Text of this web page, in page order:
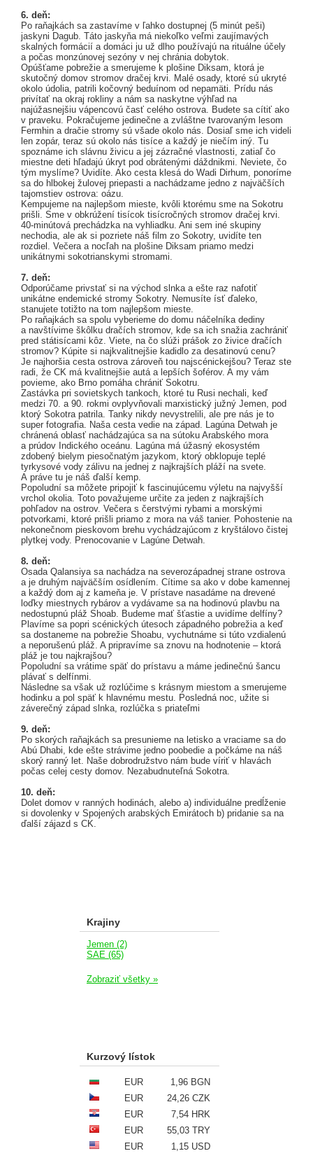
6. deň:
Po raňajkách sa zastavíme v ľahko dostupnej (5 minút peši)
jaskyni Dagub. Táto jaskyňa má niekoľko veľmi zaujímavých
skalných formácií a domáci ju už dlho používajú na rituálne účely
a počas monzúnovej sezóny v nej chránia dobytok.
Opúšťame pobrežie a smerujeme k plošine Diksam, ktorá je
skutočný domov stromov dračej krvi. Malé osady, ktoré sú ukryté
okolo údolia, patrili kočovný beduínom od nepamäti. Prídu nás
privítať na okraj rokliny a nám sa naskytne výhľad na
najúžasnejšiu vápencovú časť celého ostrova. Budete sa cítiť ako
v praveku. Pokračujeme jedinečne a zvláštne tvarovaným lesom
Fermhin a dračie stromy sú všade okolo nás. Dosiaľ sme ich videli
len zopár, teraz sú okolo nás tisíce a každý je niečím iný. Tu
spoznáme ich slávnu živicu a jej zázračné vlastnosti, zatiaľ čo
miestne deti hľadajú úkryt pod obrátenými dáždnikmi. Neviete, čo
tým myslíme? Uvidíte. Ako cesta klesá do Wadi Dirhum, ponoríme
sa do hlbokej žulovej priepasti a nachádzame jedno z najväčších
tajomstiev ostrova: oázu.
Kempujeme na najlepšom mieste, kvôli ktorému sme na Sokotru
prišli. Sme v obkrúžení tisícok tisícročných stromov dračej krvi.
40-minútová prechádzka na vyhliadku. Ani sem iné skupiny
nechodia, ale ak si pozriete náš film zo Sokotry, uvidíte ten
rozdiel. Večera a nocľah na plošine Diksam priamo medzi
unikátnymi sokotrianskymi stromami.
7. deň:
Odporúčame privstať si na východ slnka a ešte raz nafotiť
unikátne endemické stromy Sokotry. Nemusíte ísť ďaleko,
stanujete totižto na tom najlepšom mieste.
Po raňajkách sa spolu vyberieme do domu náčelníka dediny
a navštívime škôlku dračích stromov, kde sa ich snažia zachrániť
pred státisícami kôz. Viete, na čo slúži prášok zo živice dračích
stromov? Kúpite si najkvalitnejšie kadidlo za desatinovú cenu?
Je najhoršia cesta ostrova zároveň tou najscénickejšou? Teraz ste
radi, že CK má kvalitnejšie autá a lepších šoférov. A my vám
povieme, ako Brno pomáha chrániť Sokotru.
Zastávka pri sovietskych tankoch, ktoré tu Rusi nechali, keď
medzi 70. a 90. rokmi ovplyvňovali marxistický južný Jemen, pod
ktorý Sokotra patrila. Tanky nikdy nevystrelili, ale pre nás je to
super fotografia. Naša cesta vedie na západ. Lagúna Detwah je
chránená oblasť nachádzajúca sa na sútoku Arabského mora
a prúdov Indického oceánu. Lagúna má úžasný ekosystém
zdobený bielym piesočnatým jazykom, ktorý obklopuje teplé
tyrkysové vody zálivu na jednej z najkrajších pláží na svete.
A práve tu je náš ďalší kemp.
Popoludní sa môžete pripojiť k fascinujúcemu výletu na najvyšší
vrchol okolia. Toto považujeme určite za jeden z najkrajších
pohľadov na ostrov. Večera s čerstvými rybami a morskými
potvorkami, ktoré prišli priamo z mora na váš tanier. Pohostenie na
nekonečnom pieskovom brehu vychádzajúcom z kryštálovo čistej
plytkej vody. Prenocovanie v Lagúne Detwah.
8. deň:
Osada Qalansiya sa nachádza na severozápadnej strane ostrova
a je druhým najväčším osídlením. Cítime sa ako v dobe kamennej
a každý dom aj z kameňa je. V prístave nasadáme na drevené
loďky miestnych rybárov a vydávame sa na hodinovú plavbu na
nedostupnú pláž Shoab. Budeme mať šťastie a uvidíme delfíny?
Plavíme sa popri scénických útesoch západného pobrežia a keď
sa dostaneme na pobrežie Shoabu, vychutnáme si túto vzdialenú
a neporušenú pláž. A pripravíme sa znovu na hodnotenie – ktorá
pláž je tou najkrajšou?
Popoludní sa vrátime späť do prístavu a máme jedinečnú šancu
plávať s delfínmi.
Následne sa však už rozlúčime s krásnym miestom a smerujeme
hodinku a pol späť k hlavnému mestu. Posledná noc, užite si
záverečný západ slnka, rozlúčka s priateľmi
9. deň:
Po skorých raňajkách sa presunieme na letisko a vraciame sa do
Abú Dhabi, kde ešte strávime jedno poobedie a počkáme na náš
skorý ranný let. Naše dobrodružstvo nám bude víriť v hlavách
počas celej cesty domov. Nezabudnuteľná Sokotra.
10. deň:
Dolet domov v ranných hodinách, alebo a) individuálne predĺženie
si dovolenky v Spojených arabských Emirátoch b) pridanie sa na
ďalší zájazd s CK.
Krajiny
Jemen (2)
SAE (65)
Zobraziť všetky »
Kurzový lístok
EUR
1,96 BGN
EUR
24,26 CZK
EUR
7,54 HRK
EUR
55,03 TRY
EUR
1,15 USD